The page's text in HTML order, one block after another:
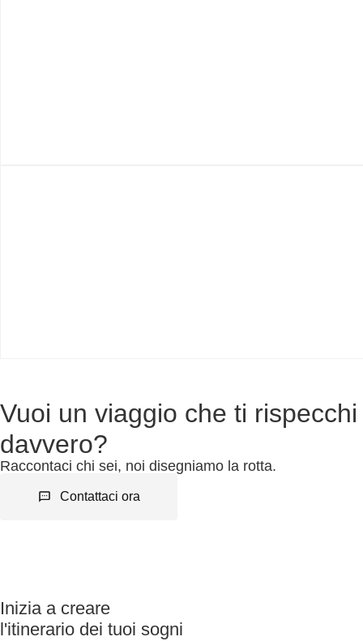
Vuoi un viaggio che ti rispecchi
davvero?
Raccontaci chi sei, noi disegniamo la rotta.
Contattaci ora
Inizia a creare
l'itinerario dei tuoi sogni